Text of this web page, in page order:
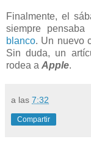
Finalmente, el
siempre
blanco. Un nuevo
Sin duda, un
rodea a Apple.
a las 7:32
Compartir